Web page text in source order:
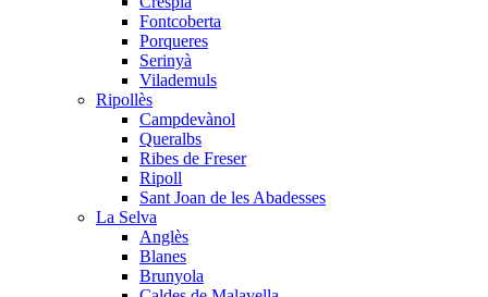
Fontcoberta
Porqueres
Serinyà
Vilademuls
Ripollès
Campdevànol
Queralbs
Ribes de Freser
Ripoll
Sant Joan de les Abadesses
La Selva
Anglès
Blanes
Brunyola